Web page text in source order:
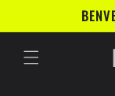
direttamente
ai contenuti